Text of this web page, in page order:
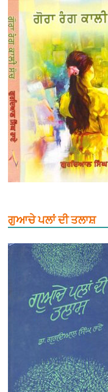
ਗੁਆਚੇ ਪਲਾਂ ਦੀ ਤਲਾਸ਼